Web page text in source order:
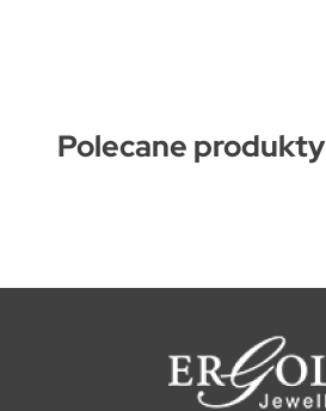
Polecane produkty